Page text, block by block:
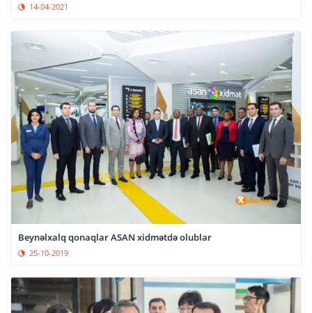
14-04-2021
Beynəlxalq qonaqlar ASAN xidmətdə olublar
25-10-2019